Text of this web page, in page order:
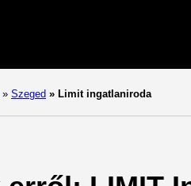
» Szeged » Limit ingatlaniroda